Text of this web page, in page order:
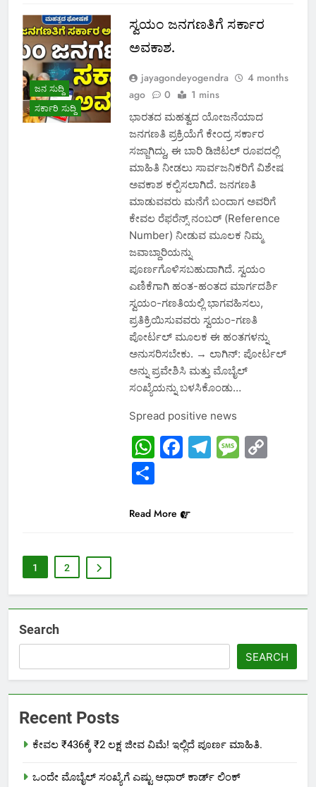
ಜನ ಸುದ್ದಿ
ಸರ್ಕಾರಿ ಸುದ್ದಿ
ಸ್ವಯಂ ಜನಗಣತಿಗೆ ಸರ್ಕಾರ
ಅವಕಾಶ.
jayagondeyogendra
4 months
ago
0 1 mins
ಭಾರತದ ಮಹತ್ವದ ಯೋಜನೆಯಾದ
ಜನಗಣತಿ ಪ್ರಕ್ರಿಯೆಗೆ ಕೇಂದ್ರ ಸರ್ಕಾರ
ಸಜ್ಜಾಗಿದ್ದು, ಈ ಬಾರಿ ಡಿಜಿಟಲ್ ರೂಪದಲ್ಲಿ
ಮಾಹಿತಿ ನೀಡಲು ಸಾರ್ವಜನಿಕರಿಗೆ ವಿಶೇಷ
ಅವಕಾಶ ಕಲ್ಪಿಸಲಾಗಿದೆ. ಜನಗಣತಿ
ಮಾಡುವವರು ಮನೆಗೆ ಬಂದಾಗ ಅವರಿಗೆ
ಕೇವಲ ರೆಫರೆನ್ಸ್ ನಂಬರ್ (Reference
Number) ನೀಡುವ ಮೂಲಕ ನಿಮ್ಮ
ಜವಾಬ್ದಾರಿಯನ್ನು
ಪೂರ್ಣಗೊಳಿಸಬಹುದಾಗಿದೆ. ಸ್ವಯಂ
ಎಣಿಕೆಗಾಗಿ ಹಂತ-ಹಂತದ ಮಾರ್ಗದರ್ಶಿ
ಸ್ವಯಂ-ಗಣತಿಯಲ್ಲಿ ಭಾಗವಹಿಸಲು,
ಪ್ರತಿಕ್ರಿಯಿಸುವವರು ಸ್ವಯಂ-ಗಣತಿ
ಪೋರ್ಟಲ್ ಮೂಲಕ ಈ ಹಂತಗಳನ್ನು
ಅನುಸರಿಸಬೇಕು. → ಲಾಗಿನ್: ಪೋರ್ಟಲ್
ಅನ್ನು ಪ್ರವೇಶಿಸಿ ಮತ್ತು ಮೊಬೈಲ್
ಸಂಖ್ಯೆಯನ್ನು ಬಳಸಿಕೊಂಡು…
Spread positive news
WhatsApp
Facebook
Telegram
Share
Read More
1 2
Search
SEARCH
Recent Posts
ಕೇವಲ ₹436ಕ್ಕೆ ₹2 ಲಕ್ಷ ಜೀವ ವಿಮೆ! ಇಲ್ಲಿದೆ ಪೂರ್ಣ ಮಾಹಿತಿ.
ಒಂದೇ ಮೊಬೈಲ್ ಸಂಖ್ಯೆಗೆ ಎಷ್ಟು ಆಧಾರ್ ಕಾರ್ಡ್ ಲಿಂಕ್